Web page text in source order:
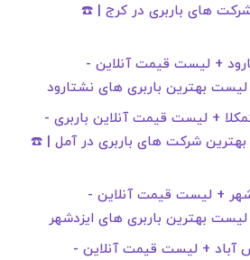
های باربری در کرج | ☎️
+ لیست قیمت آنلاین -
لیست بهترین باربری های نشتارود
+ لیست قیمت آنلاین باربری -
بهترین شرکت های باربری در آمل | ☎️
+ لیست قیمت آنلاین -
لیست بهترین باربری های ایزدشهر
آباد + لیست قیمت آنلاین -